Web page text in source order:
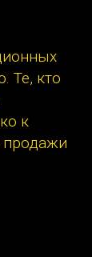
Те, кто
к
продажи